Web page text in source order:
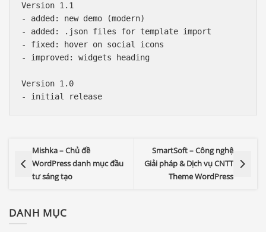
Version 1.1
- added: new demo (modern)
- added: .json files for template import
- fixed: hover on social icons
- improved: widgets heading
Version 1.0
Mishka – Chủ đề
WordPress danh mục đầu
tư sáng tạo
SmartSoft – Công nghệ
Giải pháp & Dịch vụ CNTT
Theme WordPress
DANH MỤC